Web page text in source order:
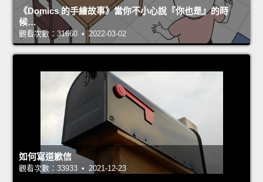
《Domics 的手繪故事》當你不小心說『你也是』的時
候…
觀看次數：31660 • 2022-03-02
如何寫道歉信
觀看次數：33933 • 2021-12-23